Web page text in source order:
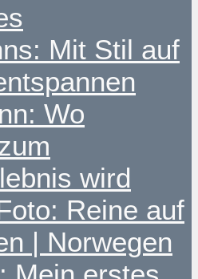
Mit Stil auf
Wo
wird
Reine auf
| Norwegen